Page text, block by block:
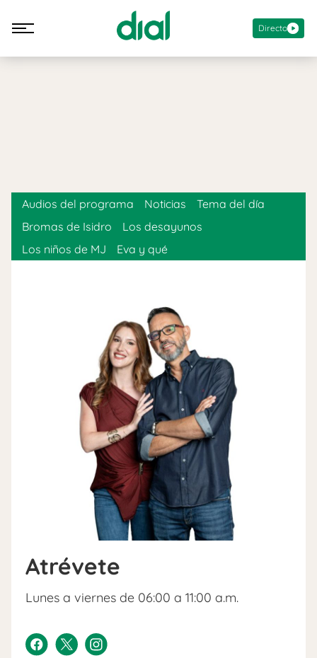
Directo
Atrévete
Lunes a viernes de 06:00 a 11:00 a.m.
Audios del programa Noticias
Tema del día
Bromas de Isidro
Los desayunos
Los niños de MJ
Eva y qué